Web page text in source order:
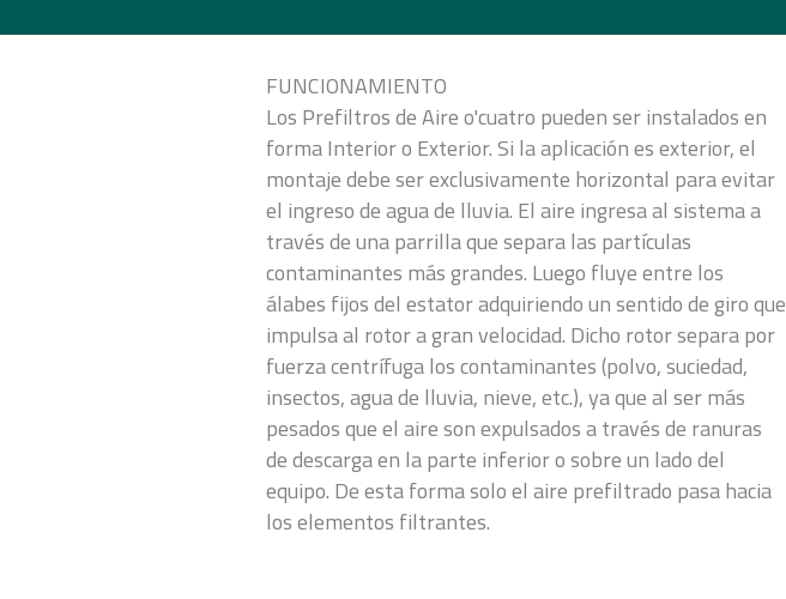
FUNCIONAMIENTO
Los Prefiltros de Aire o'cuatro pueden ser instalados en
forma Interior o Exterior. Si la aplicación es exterior, el
montaje debe ser exclusivamente horizontal para evitar
el ingreso de agua de lluvia. El aire ingresa al sistema a
través de una parrilla que separa las partículas
contaminantes más grandes. Luego fluye entre los
álabes fijos del estator adquiriendo un sentido de giro que
impulsa al rotor a gran velocidad. Dicho rotor separa por
fuerza centrífuga los contaminantes (polvo, suciedad,
insectos, agua de lluvia, nieve, etc.), ya que al ser más
pesados que el aire son expulsados a través de ranuras
de descarga en la parte inferior o sobre un lado del
equipo. De esta forma solo el aire prefiltrado pasa hacia
los elementos filtrantes.